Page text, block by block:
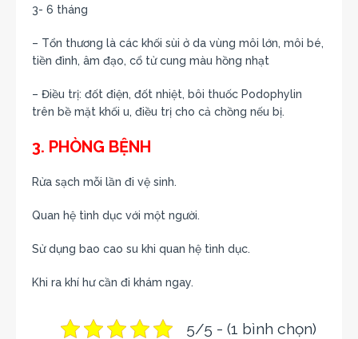
3- 6 tháng
– Tổn thương là các khối sùi ở da vùng môi lớn, môi bé,
tiền đình, âm đạo, cổ tử cung màu hồng nhạt
– Điều trị: đốt điện, đốt nhiệt, bôi thuốc Podophylin
trên bề mặt khối u, điều trị cho cả chồng nếu bị.
3. PHÒNG BỆNH
Rửa sạch mỗi lần đi vệ sinh.
Quan hệ tình dục với một người.
Sử dụng bao cao su khi quan hệ tình dục.
Khi ra khí hư cần đi khám ngay.
5/5 - (1 bình chọn)